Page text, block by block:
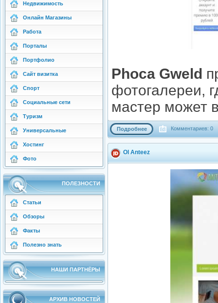
Недвижимость
Онлайн Магазины
Работа
Порталы
Портфолио
Сайт визитка
Спорт
Социальные сети
Туризм
Универсальные
Хостинг
Фото
ПОЛЕЗНОСТИ
Статьи
Обзоры
Факты
Полезно знать
НАШИ ПАРТНЁРЫ
АРХИВ НОВОСТЕЙ
Phoca Gweld
фотогалереи,
мастер может
Подробнее Комментариев: 0
Ol Anteez